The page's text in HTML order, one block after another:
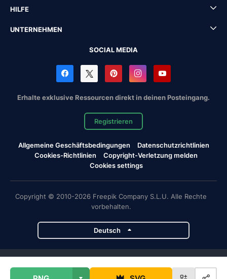
HILFE
UNTERNEHMEN
SOCIAL MEDIA
Erhalte exklusive Ressourcen direkt in deinen Posteingang.
Registrieren
Allgemeine Geschäftsbedingungen
Datenschutzrichtlinien
Cookies-Richtlinien
Copyright-Verletzung melden
Cookies settings
Copyright © 2010-2026 Freepik Company S.L.U. Alle Rechte
vorbehalten.
Deutsch